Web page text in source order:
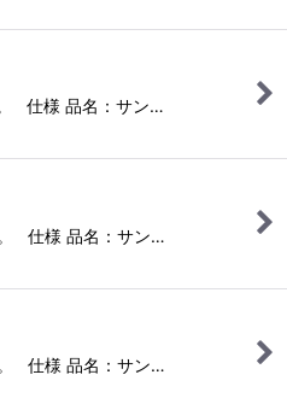
仕様 品名：サン…
。 仕様 品名：サン…
。 仕様 品名：サン…